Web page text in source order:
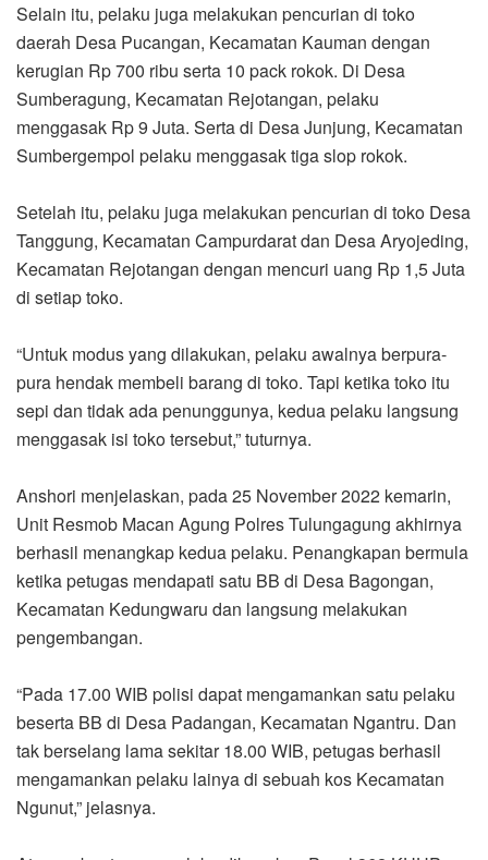
Selain itu, pelaku juga melakukan pencurian di toko
daerah Desa Pucangan, Kecamatan Kauman dengan
kerugian Rp 700 ribu serta 10 pack rokok. Di Desa
Sumberagung, Kecamatan Rejotangan, pelaku
menggasak Rp 9 Juta. Serta di Desa Junjung, Kecamatan
Sumbergempol pelaku menggasak tiga slop rokok.
Setelah itu, pelaku juga melakukan pencurian di toko Desa
Tanggung, Kecamatan Campurdarat dan Desa Aryojeding,
Kecamatan Rejotangan dengan mencuri uang Rp 1,5 Juta
di setiap toko.
“Untuk modus yang dilakukan, pelaku awalnya berpura-
pura hendak membeli barang di toko. Tapi ketika toko itu
sepi dan tidak ada penunggunya, kedua pelaku langsung
menggasak isi toko tersebut,” tuturnya.
Anshori menjelaskan, pada 25 November 2022 kemarin,
Unit Resmob Macan Agung Polres Tulungagung akhirnya
berhasil menangkap kedua pelaku. Penangkapan bermula
ketika petugas mendapati satu BB di Desa Bagongan,
Kecamatan Kedungwaru dan langsung melakukan
pengembangan.
“Pada 17.00 WIB polisi dapat mengamankan satu pelaku
beserta BB di Desa Padangan, Kecamatan Ngantru. Dan
tak berselang lama sekitar 18.00 WIB, petugas berhasil
mengamankan pelaku lainya di sebuah kos Kecamatan
Ngunut,” jelasnya.